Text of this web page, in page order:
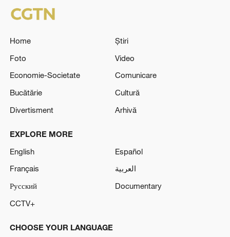
Home
Știri
Foto
Video
Economie-Societate
Comunicare
Bucătărie
Cultură
Divertisment
Arhivă
EXPLORE MORE
English
Español
Français
العربية
Русский
Documentary
CCTV+
CHOOSE YOUR LANGUAGE